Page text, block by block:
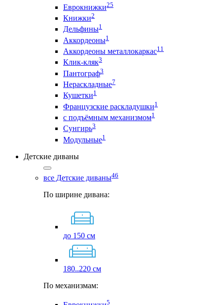
Еврокнижки25
Книжки2
Дельфины1
Аккордеоны1
Аккордеоны металлокаркас11
Клик-кляк3
Пантограф3
Нераскладные7
Кушетки1
Французские раскладушки1
с подъёмным механизмом1
Сунгирь3
Модульные1
Детские диваны
все Детские диваны46
По ширине дивана:
до 150 см
180..220 см
По механизмам:
5